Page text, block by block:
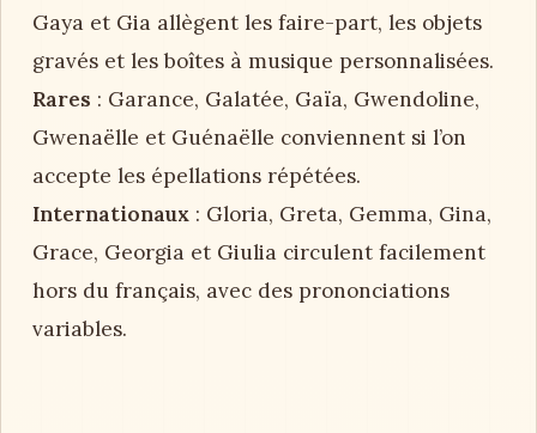
Gaya et Gia allègent les faire-part, les objets
gravés et les boîtes à musique personnalisées.
Rares : Garance, Galatée, Gaïa, Gwendoline,
Gwenaëlle et Guénaëlle conviennent si l’on
accepte les épellations répétées.
Internationaux : Gloria, Greta, Gemma, Gina,
Grace, Georgia et Giulia circulent facilement
hors du français, avec des prononciations
variables.